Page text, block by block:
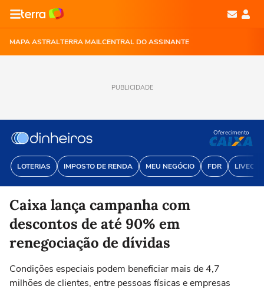
MAPA ASTRALTERRA MAILCENTRAL DO ASSINANTE
PUBLICIDADE
LOTERIAS IMPOSTO DE RENDA MEU NEGÓCIO FDR
Oferecimento
Caixa lança campanha com
descontos de até 90% em
renegociação de dívidas
Condições especiais podem beneficiar mais de 4,7
milhões de clientes, entre pessoas físicas e empresas